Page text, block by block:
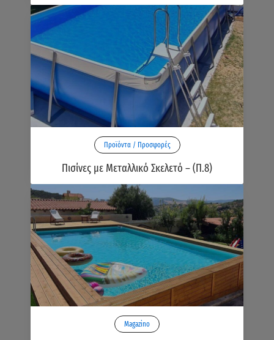
Προϊόντα / Προσφορές
Πισίνες με Μεταλλικό Σκελετό – (Π.8)
Magazino